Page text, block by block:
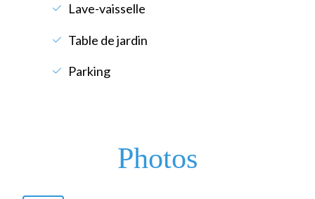
Lave-vaisselle
Table de jardin
Parking
Photos